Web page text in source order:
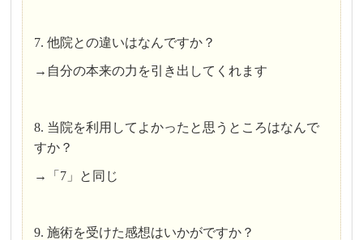
7. 他院との違いはなんですか？
→自分の本来の力を引き出してくれます
8. 当院を利用してよかったと思うところはなんで
すか？
→「7」と同じ
9. 施術を受けた感想はいかがですか？